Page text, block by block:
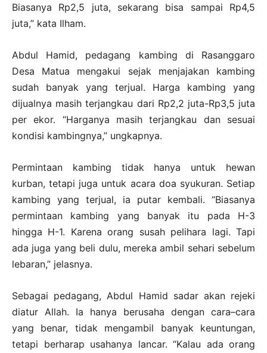
Biasanya Rp2,5 juta, sekarang bisa sampai Rp4,5
juta,” kata Ilham.
Abdul Hamid, pedagang kambing di Rasanggaro
Desa Matua mengakui sejak menjajakan kambing
sudah banyak yang terjual. Harga kambing yang
dijualnya masih terjangkau dari Rp2,2 juta-Rp3,5 juta
per ekor. “Harganya masih terjangkau dan sesuai
kondisi kambingnya,” ungkapnya.
Permintaan kambing tidak hanya untuk hewan
kurban, tetapi juga untuk acara doa syukuran. Setiap
kambing yang terjual, ia putar kembali. “Biasanya
permintaan kambing yang banyak itu pada H-3
hingga H-1. Karena orang susah pelihara lagi. Tapi
ada juga yang beli dulu, mereka ambil sehari sebelum
lebaran,” jelasnya.
Sebagai pedagang, Abdul Hamid sadar akan rejeki
diatur Allah. Ia hanya berusaha dengan cara–cara
yang benar, tidak mengambil banyak keuntungan,
tetapi berharap usahanya lancar. “Kalau ada orang